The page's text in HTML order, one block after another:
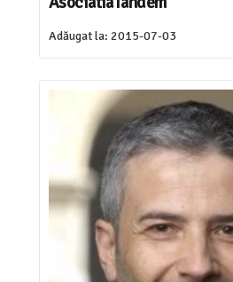
Adăugat la: 2015-07-03